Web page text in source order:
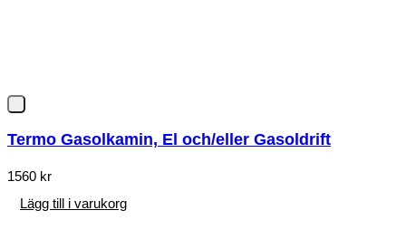
Termo Gasolkamin, El och/eller Gasoldrift
1560 kr
Lägg till i varukorg